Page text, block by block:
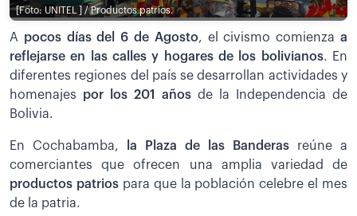
[Foto: UNITEL ] / Productos patrios.
A pocos días del 6 de Agosto, el civismo comienzaa
reflejarse en las calles y hogares de los bolivianos. En
diferentes regiones del país se desarrollan actividades y
homenajes por los 201 años de la Independencia de
Bolivia.
En Cochabamba, la Plaza de las Banderas reúne a
comerciantes que ofrecen una amplia variedad de
productos patriospara que la población celebre el mes
de la patria.